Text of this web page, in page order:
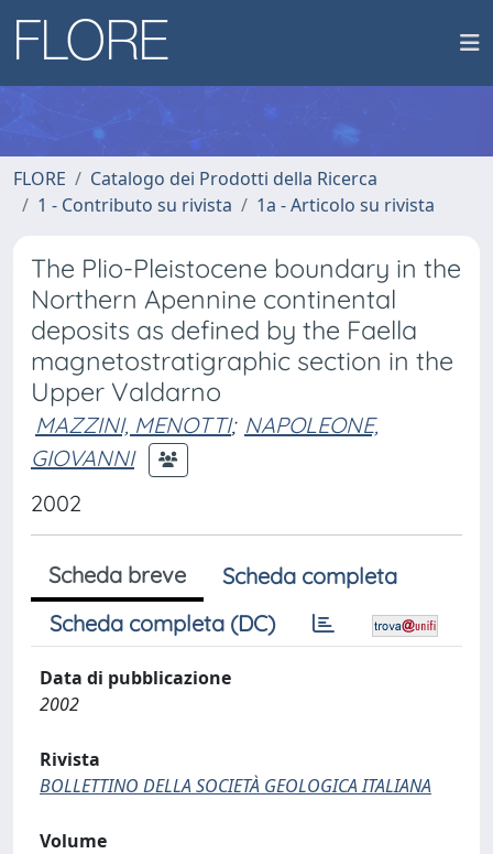
FLORE
Catalogo dei Prodotti della Ricerca
1 - Contributo su rivista
1a - Articolo su rivista
The Plio-Pleistocene boundary in the
Northern Apennine continental
deposits as defined by the Faella
magnetostratigraphic section in the
Upper Valdarno
MAZZINI, MENOTTI; NAPOLEONE,
GIOVANNI
2002
Scheda breve
Scheda completa
Scheda completa (DC)
Data di pubblicazione
2002
Rivista
BOLLETTINO DELLA SOCIETÀ GEOLOGICA ITALIANA
Volume